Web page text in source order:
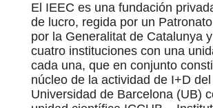
El IEEC es una fundación
de lucro, regida por un
por la Generalitat de Catalunya
cuatro instituciones con una
cada una, que en conjunto
núcleo de la actividad de I+D
Universidad de Barcelona (UB)